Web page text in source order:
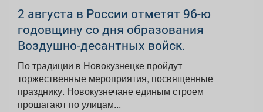
2 августа в России отметят 96-ю
годовщину со дня образования
Воздушно-десантных войск.
По традиции в Новокузнецке пройдут
торжественные мероприятия, посвященные
празднику. Новокузнечане единым строем
прошагают по улицам...